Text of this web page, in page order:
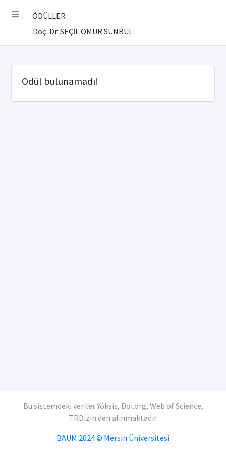
ÖDÜLLER
Doç. Dr. SEÇİL ÖMÜR SÜNBÜL
Ödül bulunamadı!
Bu sistemdeki veriler Yöksis, Doi.org, Web of Science,
TRDizin den alınmaktadır.
BAUM 2024 © Mersin Üniversitesi